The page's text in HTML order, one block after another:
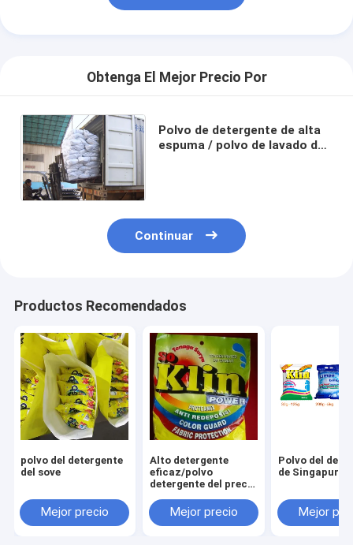
Obtenga El Mejor Precio Por
Polvo de detergente de alta
espuma / polvo de lavado de
Continuar
Productos Recomendados
polvo del detergente
del sove
Mejor precio
Alto detergente
eficaz/polvo
detergente del precio
ÁfricaMejor precio
Polvo del
de Singapur
Mejor